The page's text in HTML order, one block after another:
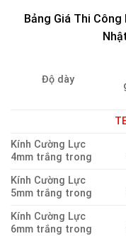
Bảng Giá Thi
Độ dày
Kính Cường Lực
4mm trắng trong
Kính Cường Lực
5mm trắng trong
Kính Cường Lực
6mm trắng trong